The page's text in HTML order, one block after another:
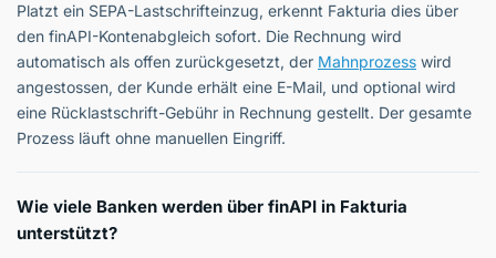
Platzt ein SEPA-Lastschrifteinzug, erkennt Fakturia dies über
den finAPI-Kontenabgleich sofort. Die Rechnung wird
automatisch als offen zurückgesetzt, der Mahnprozess wird
angestossen, der Kunde erhält eine E-Mail, und optional wird
eine Rücklastschrift-Gebühr in Rechnung gestellt. Der gesamte
Prozess läuft ohne manuellen Eingriff.
Wie viele Banken werden über finAPI in Fakturia
unterstützt?